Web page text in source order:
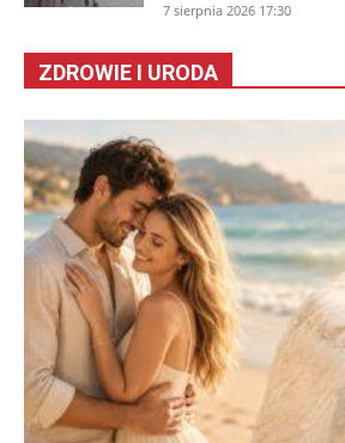
7 sierpnia 2026 17:30
ZDROWIE I URODA